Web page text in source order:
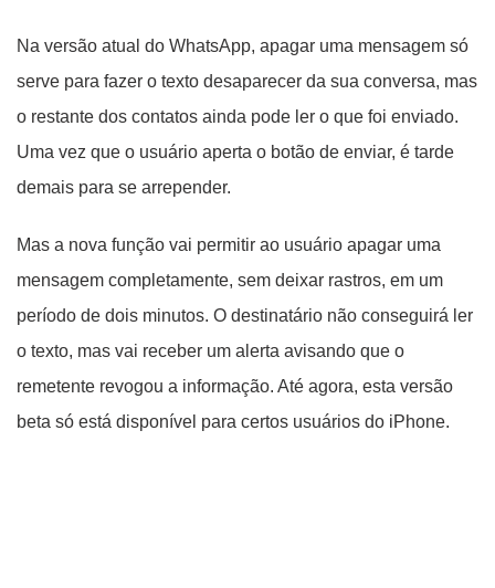
Na versão atual do WhatsApp, apagar uma mensagem só
serve para fazer o texto desaparecer da sua conversa, mas
o restante dos contatos ainda pode ler o que foi enviado.
Uma vez que o usuário aperta o botão de enviar, é tarde
demais para se arrepender.
Mas a nova função vai permitir ao usuário apagar uma
mensagem completamente, sem deixar rastros, em um
período de dois minutos. O destinatário não conseguirá ler
o texto, mas vai receber um alerta avisando que o
remetente revogou a informação. Até agora, esta versão
beta só está disponível para certos usuários do iPhone.